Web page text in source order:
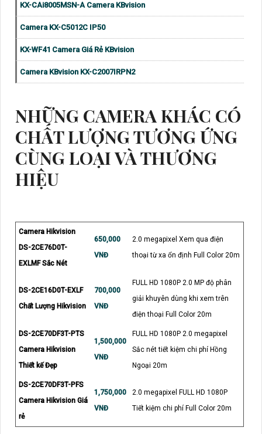
KX-CAi8005MSN-A Camera KBvision
Camera KX-C5012C IP50
KX-WF41 Camera Giá Rẻ KBvision
Camera KBvision KX-C2007IRPN2
NHỮNG CAMERA KHÁC CÓ
CHẤT LƯỢNG TƯƠNG ỨNG
CÙNG LOẠI VÀ THƯƠNG
HIỆU
Camera Hikvision
DS-2CE76D0T-
EXLMF Sắc Nét
650,000
VNĐ
2.0 megapixel Xem qua điện
thoại từ xa ổn định Full Color 20m
DS-2CE16D0T-EXLF
Chất Lượng Hikvision
700,000
VNĐ
FULL HD 1080P 2.0 MP độ phân
giải khuyên dùng khi xem trên
điện thoại Full Color 20m
DS-2CE70DF3T-PTS
Camera Hikvision
Thiết kế Đẹp
1,500,000
VNĐ
FULL HD 1080P 2.0 megapixel
Sắc nét tiết kiệm chi phí Hồng
Ngoại 20m
DS-2CE70DF3T-PFS
Camera Hikvision Giá
rẻ
1,750,000
VNĐ
2.0 megapixel FULL HD 1080P
Tiết kiệm chi phí Full Color 20m